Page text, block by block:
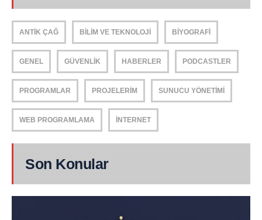
ANTIK ÇAĞ BILIM VE TEKNOLOJI BIYOGRAFI
GENEL GÜVENLIK HABERLER PODCASTLER
PROGRAMLAR PROJELERIM SUNUCU YÖNETIMI
WEB PROGRAMLAMA İNTERNET
Son Konular